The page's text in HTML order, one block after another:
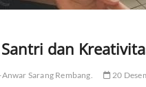
dan
Sarang Rembang. 20